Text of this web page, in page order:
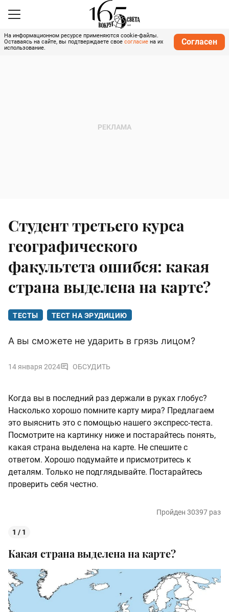
На информационном ресурсе применяются cookie-файлы.
Оставаясь на сайте, вы подтверждаете свое согласие на их
использование.
Согласен
Студент третьего курса
географического
факультета ошибся: какая
страна выделена на карте?
ТЕСТЫ ТЕСТ НА ЭРУДИЦИЮ
А вы сможете не ударить в грязь лицом?
14 января 2024 ОБСУДИТЬ
Когда вы в последний раз держали в руках глобус?
Насколько хорошо помните карту мира? Предлагаем
это выяснить это с помощью нашего экспресс-теста.
Посмотрите на картинку ниже и постарайтесь понять,
какая страна выделена на карте. Не спешите с
ответом. Хорошо подумайте и присмотритесь к
деталям. Только не подглядывайте. Постарайтесь
проверить себя честно.
Пройден 30397 раз
1 / 1
Какая страна выделена на карте?